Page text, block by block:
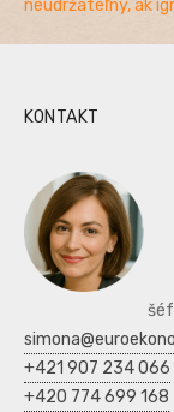
neudržateľný, ak
KONTAKT
+421 907 234 066
+420 774 699 168